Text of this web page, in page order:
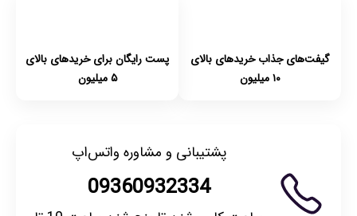
گیفت‌های جذاب خریدهای بالای
۱۰ میلیون
پست رایگان برای خریدهای بالای
۵ میلیون
پشتیبانی و مشاوره واتس‌اپ
09360932334